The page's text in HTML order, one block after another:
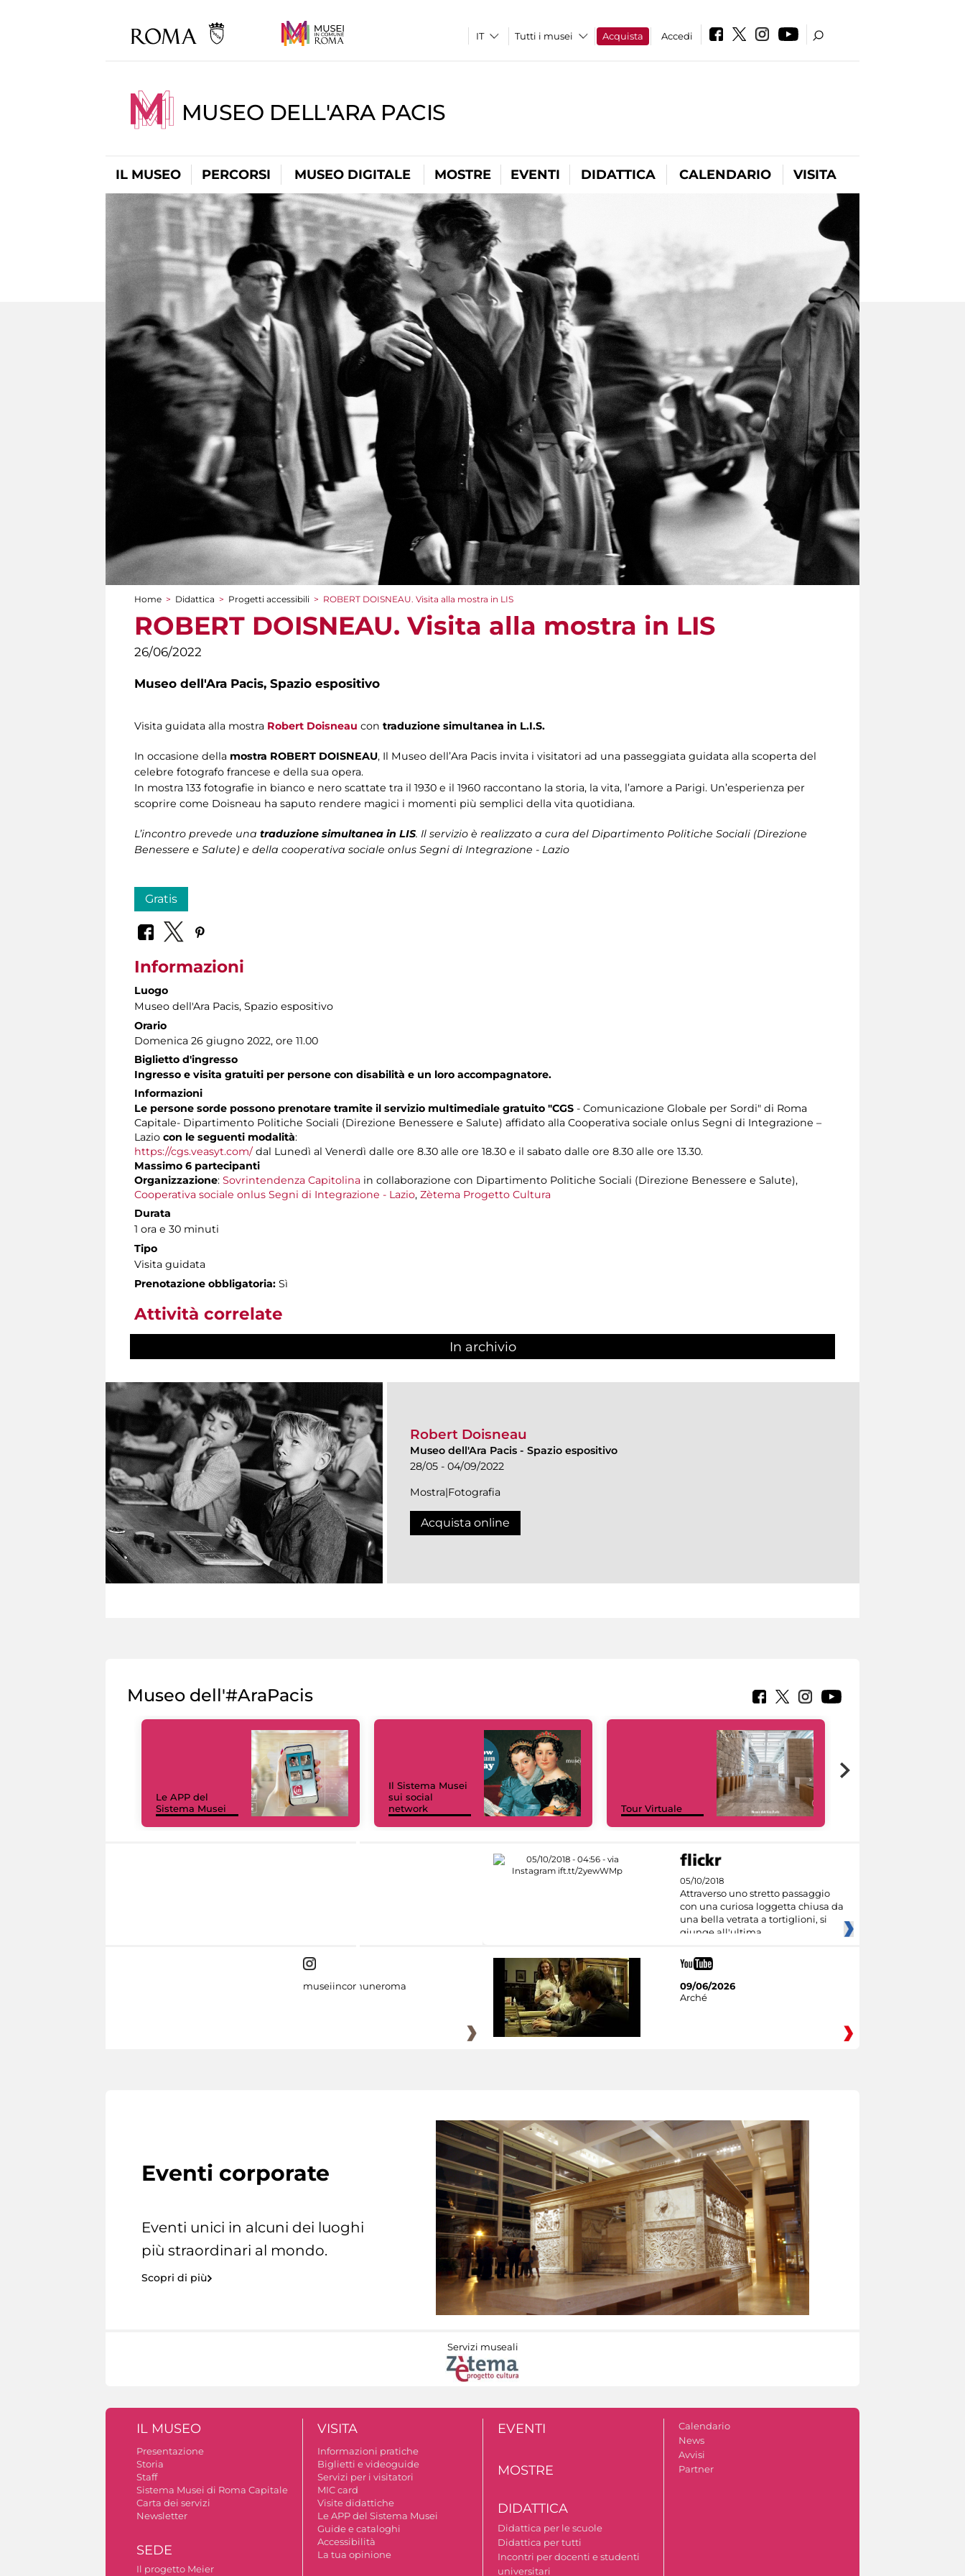
Tutti i musei Acquista Accedi
MUSEO DELL'ARA PACIS
IL MUSEO PERCORSI MUSEO DIGITALE MOSTRE EVENTI DIDATTICA CALENDARIO VISITA
Tu sei qui
Home > Didattica > Progetti accessibili > ROBERT DOISNEAU. Visita alla mostra in LIS
ROBERT DOISNEAU. Visita alla mostra in LIS
26/06/2022
Museo dell'Ara Pacis, Spazio espositivo
Visita guidata alla mostra Robert Doisneau con traduzione simultanea in L.I.S.
In occasione della mostra ROBERT DOISNEAU, Il Museo dell’Ara Pacis invita i visitatori ad una passeggiata guidata alla scoperta del
celebre fotografo francese e della sua opera.
In mostra 133 fotografie in bianco e nero scattate tra il 1930 e il 1960 raccontano la storia, la vita, l’amore a Parigi. Un’esperienza per
scoprire come Doisneau ha saputo rendere magici i momenti più semplici della vita quotidiana.
L’incontro prevede una traduzione simultanea in LIS. Il servizio è realizzato a cura del Dipartimento Politiche Sociali (Direzione
Benessere e Salute) e della cooperativa sociale onlus Segni di Integrazione - Lazio
Gratis
Informazioni
Luogo
Museo dell'Ara Pacis, Spazio espositivo
Orario
Domenica 26 giugno 2022, ore 11.00
Biglietto d'ingresso
Ingresso e visita gratuiti per persone con disabilità e un loro accompagnatore.
Informazioni
Le persone sorde possono prenotare tramite il servizio multimediale gratuito "CGS - Comunicazione Globale per Sordi" di Roma
Capitale- Dipartimento Politiche Sociali (Direzione Benessere e Salute) affidato alla Cooperativa sociale onlus Segni di Integrazione –
Lazio con le seguenti modalità:
https://cgs.veasyt.com/dal Lunedì al Venerdì dalle ore 8.30 alle ore 18.30 e il sabato dalle ore 8.30 alle ore 13.30.
Massimo 6 partecipanti
Organizzazione: Sovrintendenza Capitolina in collaborazione con Dipartimento Politiche Sociali (Direzione Benessere e Salute),
Cooperativa sociale onlus Segni di Integrazione - Lazio, Zètema Progetto Cultura
Durata
1 ora e 30 minuti
Tipo
Visita guidata
Prenotazione obbligatoria: Sì
Attività correlate
In archivio
Robert Doisneau
Museo dell'Ara Pacis - Spazio espositivo
28/05 - 04/09/2022
Mostra|Fotografia
Acquista online
Museo dell'#AraPacis
Le APP del
Sistema Musei
Il Sistema Musei
sui social
network
Tour Virtuale
05/10/2018
Attraverso uno stretto passaggio
con una curiosa loggetta chiusa da
una bella vetrata a tortiglioni, si
giunge all'ultima
museiincomuneroma
09/06/2026
Arché
Eventi corporate
Eventi unici in alcuni dei luoghi
più straordinari al mondo.
Scopri di più
Servizi museali
IL MUSEO
Presentazione
Storia
Staff
Sistema Musei di Roma Capitale
Carta dei servizi
Newsletter
SEDE
Il progetto Meier
VISITA
Informazioni pratiche
Biglietti e videoguide
Servizi per i visitatori
MIC card
Visite didattiche
Le APP del Sistema Musei
Guide e cataloghi
Accessibilità
La tua opinione
EVENTI
MOSTRE
DIDATTICA
Didattica per le scuole
Didattica per tutti
Incontri per docenti e studenti
universitari
Calendario
News
Avvisi
Partner